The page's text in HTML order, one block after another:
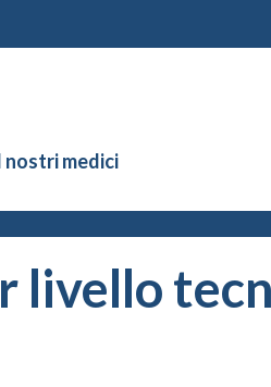
nostri medici
livello